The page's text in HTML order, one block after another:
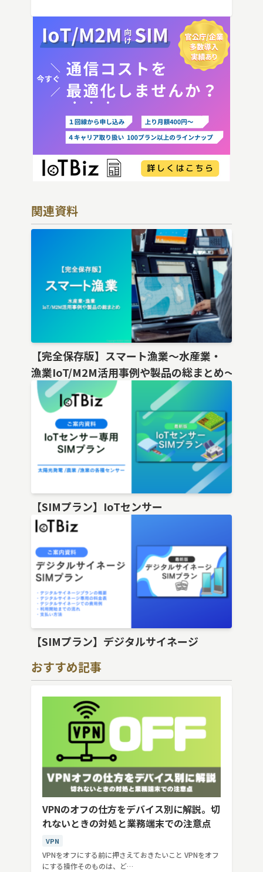
関連資料
【完全保存版】スマート漁業〜水産業・
漁業IoT/M2M活用事例や製品の総まとめ〜
【SIMプラン】IoTセンサー
【SIMプラン】デジタルサイネージ
おすすめ記事
VPNのオフの仕方をデバイス別に解説。切
れないときの対処と業務端末での注意点
VPN
VPNをオフにする前に押さえておきたいこと VPNをオフ
にする操作そのものは、ど…